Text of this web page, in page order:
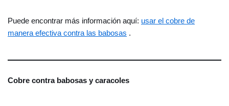
Puede encontrar más información aquí: usar el cobre de
manera efectiva contra las babosas .
Cobre contra babosas y caracoles